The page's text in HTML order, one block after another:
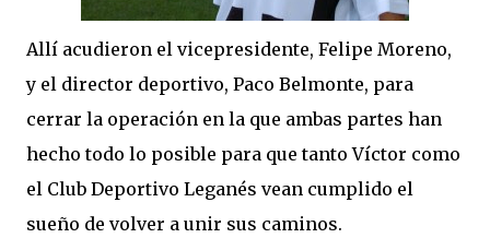
Allí acudieron el vicepresidente, Felipe Moreno,
y el director deportivo, Paco Belmonte, para
cerrar la operación en la que ambas partes han
hecho todo lo posible para que tanto Víctor como
el Club Deportivo Leganés vean cumplido el
sueño de volver a unir sus caminos.